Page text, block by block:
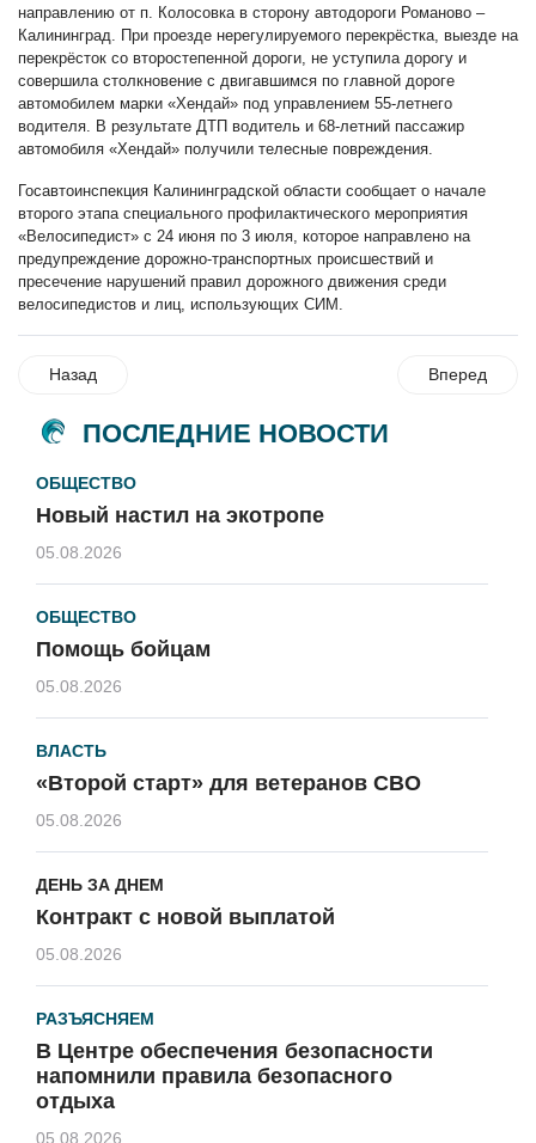
направлению от п. Колосовка в сторону автодороги Романово –
Калининград. При проезде нерегулируемого перекрёстка, выезде на
перекрёсток со второстепенной дороги, не уступила дорогу и
совершила столкновение с двигавшимся по главной дороге
автомобилем марки «Хендай» под управлением 55-летнего
водителя. В результате ДТП водитель и 68-летний пассажир
автомобиля «Хендай» получили телесные повреждения.
Госавтоинспекция Калининградской области сообщает о начале
второго этапа специального профилактического мероприятия
«Велосипедист» с 24 июня по 3 июля, которое направлено на
предупреждение дорожно-транспортных происшествий и
пресечение нарушений правил дорожного движения среди
велосипедистов и лиц, использующих СИМ.
Назад Вперед
ПОСЛЕДНИЕ НОВОСТИ
ОБЩЕСТВО
Новый настил на экотропе
05.08.2026
ОБЩЕСТВО
Помощь бойцам
05.08.2026
ВЛАСТЬ
«Второй старт» для ветеранов СВО
05.08.2026
ДЕНЬ ЗА ДНЕМ
Контракт с новой выплатой
05.08.2026
РАЗЪЯСНЯЕМ
В Центре обеспечения безопасности
напомнили правила безопасного
отдыха
05.08.2026